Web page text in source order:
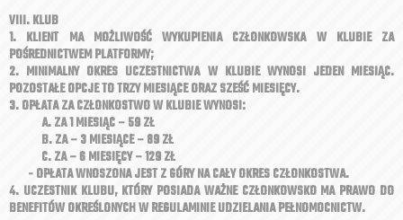
VIII. KLUB
1. KLIENT MA MOŻLIWOŚĆ WYKUPIENIA CZŁONKOWSKA W KLUBIE ZA
POŚREDNICTWEM PLATFORMY;
2. MINIMALNY OKRES UCZESTNICTWA W KLUBIE WYNOSI JEDEN MIESIĄC.
POZOSTAŁE OPCJE TO TRZY MIESIĄCE ORAZ SZEŚĆ MIESIĘCY.
3. OPŁATA ZA CZŁONKOSTWO W KLUBIE WYNOSI:
A. ZA 1 MIESIĄC – 59 ZŁ
B. ZA – 3 MIESIĄCE – 89 ZŁ
C. ZA – 6 MIESIĘCY – 129 ZŁ
- OPŁATA WNOSZONA JEST Z GÓRY NA CAŁY OKRES CZŁONKOSTWA.
4. UCZESTNIK KLUBU, KTÓRY POSIADA WAŻNE CZŁONKOWSKO MA PRAWO DO
BENEFITÓW OKREŚLONYCH W REGULAMINIE UDZIELANIA PEŁNOMOCNICTW.